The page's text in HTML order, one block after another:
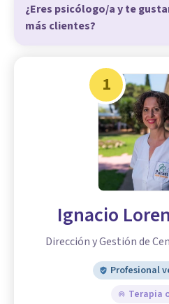
¿Eres psicólogo/a y te
más clientes?
1
Ignacio
Dirección y Gestión de
Profesional
Terapia